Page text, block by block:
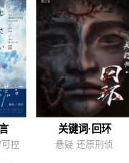
控
关键词·回环
悬疑 还原刑侦